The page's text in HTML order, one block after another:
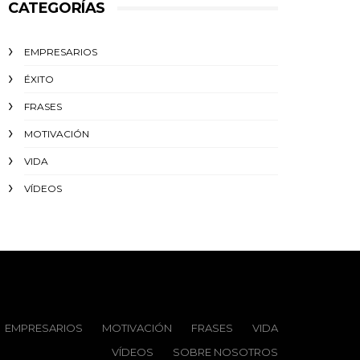
CATEGORÍAS
EMPRESARIOS
ÉXITO‬
FRASES
MOTIVACIÓN
VIDA
VÍDEOS
EMPRESARIOS MOTIVACIÓN FRASES
VIDA
VÍDEOS
SOBRE NOSOTROS